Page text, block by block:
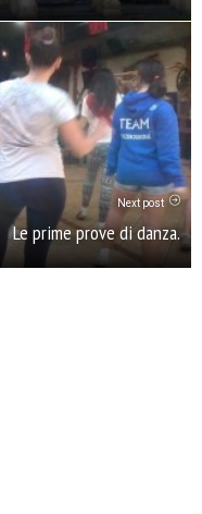
Next post
Le prime prove di danza.